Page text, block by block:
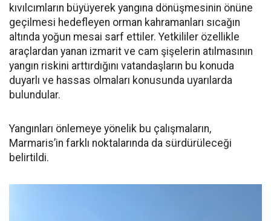
kıvılcımların büyüyerek yangına dönüşmesinin önüne
geçilmesi hedefleyen orman kahramanları sıcağın
altında yoğun mesai sarf ettiler. Yetkililer özellikle
araçlardan yanan izmarit ve cam şişelerin atılmasının
yangın riskini arttırdığını vatandaşların bu konuda
duyarlı ve hassas olmaları konusunda uyarılarda
bulundular.
Yangınları önlemeye yönelik bu çalışmaların,
Marmaris’in farklı noktalarında da sürdürüleceği
belirtildi.